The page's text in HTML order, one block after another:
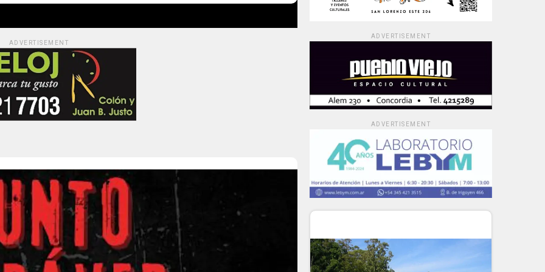
ADVERTISEMENT
ADVERTISEMENT
ADVERTISEMENT